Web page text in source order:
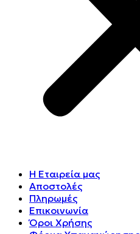
Η Εταιρεία μας
Αποστολές
Πληρωμές
Επικοινωνία
Όροι Χρήσης